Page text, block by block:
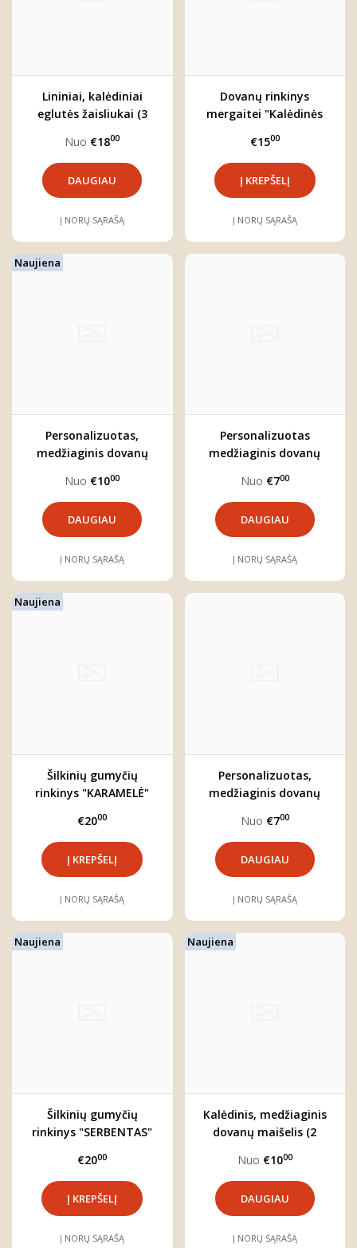
Lininiai, kalėdiniai
eglutės žaisliukai (3
Nuo €1800
DAUGIAU
Į NORŲ SĄRAŠĄ
Dovanų rinkinys
mergaitei "Kalėdinės
€1500
Į NORŲ SĄRAŠĄ
Naujiena
Personalizuotas,
medžiaginis dovanų
Nuo €1000
DAUGIAU
Į NORŲ SĄRAŠĄ
Personalizuotas
medžiaginis dovanų
Nuo €700
DAUGIAU
Į NORŲ SĄRAŠĄ
Naujiena
Šilkinių gumyčių
rinkinys "KARAMELĖ"
€2000
Į NORŲ SĄRAŠĄ
Personalizuotas,
medžiaginis dovanų
Nuo €700
DAUGIAU
Į NORŲ SĄRAŠĄ
Naujiena
Šilkinių gumyčių
rinkinys "SERBENTAS"
€2000
Į NORŲ SĄRAŠĄ
Naujiena
Kalėdinis, medžiaginis
dovanų maišelis (2
Nuo €1000
DAUGIAU
Į NORŲ SĄRAŠĄ